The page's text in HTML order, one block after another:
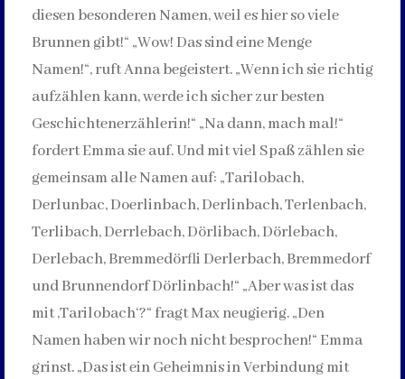
diesen besonderen Namen, weil es hier so viele
Brunnen gibt!“ „Wow! Das sind eine Menge
Namen!“, ruft Anna begeistert. „Wenn ich sie richtig
aufzählen kann, werde ich sicher zur besten
Geschichtenerzählerin!“ „Na dann, mach mal!“
fordert Emma sie auf. Und mit viel Spaß zählen sie
gemeinsam alle Namen auf: „Tarilobach,
Derlunbac, Doerlinbach, Derlinbach, Terlenbach,
Terlibach, Derrlebach, Dörlibach, Dörlebach,
Derlebach, Bremmedörfli Derlerbach, Bremmedorf
und Brunnendorf Dörlinbach!“ „Aber was ist das
mit ‚Tarilobach‘?“ fragt Max neugierig. „Den
Namen haben wir noch nicht besprochen!“ Emma
grinst. „Das ist ein Geheimnis in Verbindung mit